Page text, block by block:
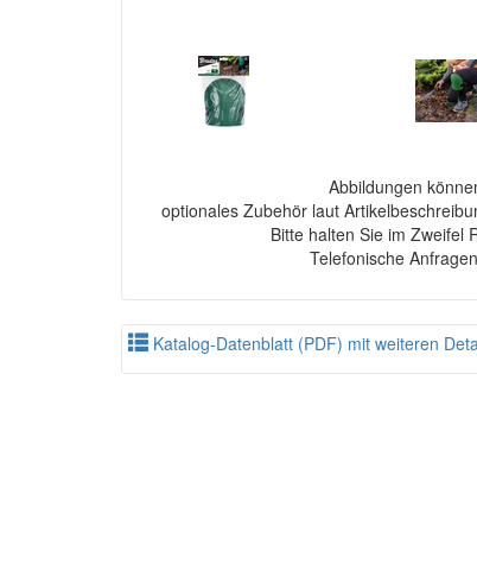
Abbildungen
optionales Zubehör laut
Bitte halten Sie im Zweifel
Telefonische
Katalog-Datenblatt (PDF) mit weiteren